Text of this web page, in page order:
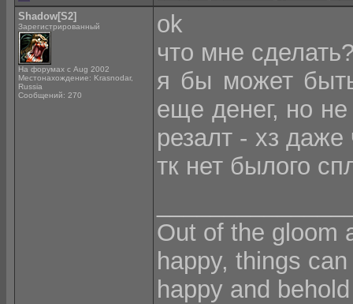
Shadow[S2]
Зарегистрированный
На форумах с Aug 2002
Местонахождение: Krasnodar,
Russia
Сообщений: 270
ok
что мне
я бы может
еще денег, но не
резалт - хз
тк нет былого
Out of the gloom
happy, things
happy and